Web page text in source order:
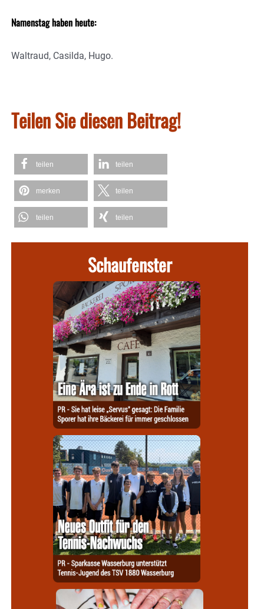
Namenstag haben heute:
Waltraud, Casilda, Hugo.
Teilen Sie diesen Beitrag!
teilen teilen
merken teilen
teilen teilen
Schaufenster